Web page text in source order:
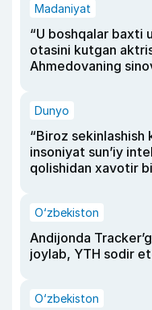
Madaniyat
“U boshqalar baxti
otasini kutgan
Ahmedovaning
Dunyo
“Biroz sekinlashish
insoniyat sun’iy
qolishidan xavotir
O‘zbekiston
Andijonda
joylab, YTH sodir
O‘zbekiston